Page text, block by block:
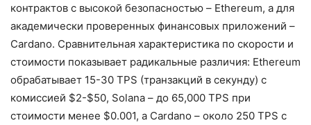
контрактов с высокой безопасностью – Ethereum, а для
академически проверенных финансовых приложений –
Cardano. Сравнительная характеристика по скорости и
стоимости показывает радикальные различия: Ethereum
обрабатывает 15-30 TPS (транзакций в секунду) с
комиссией $2-$50, Solana – до 65,000 TPS при
стоимости менее $0.001, а Cardano – около 250 TPS с